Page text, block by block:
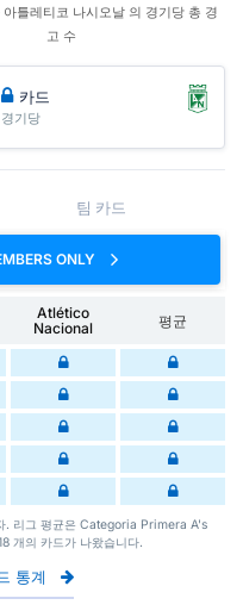
틀레티코 나시오날 의 경기당 총 경
고 수
카드
경기당
팀 카드
ONLY
Atlético
Nacional
평균
. 리그 평균은 Categoria Primera A's
개의 카드가 나왔습니다.
통계